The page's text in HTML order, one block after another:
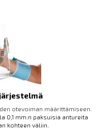
järjestelmä
otevoiman määrittämiseen.
0,1 mm:n paksuisia antureita
kohteen väliin.